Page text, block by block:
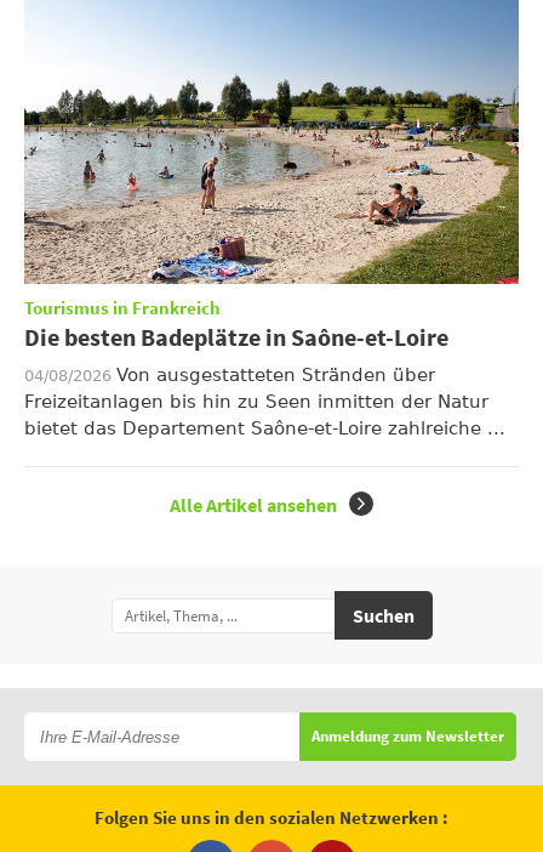
Tourismus in Frankreich
Die besten Badeplätze in Saône-et-Loire
04/08/2026 Von ausgestatteten Stränden über
Freizeitanlagen bis hin zu Seen inmitten der Natur
bietet das Departement Saône-et-Loire zahlreiche ...
Alle Artikel ansehen
Suchen
Anmeldung zum Newsletter
Folgen Sie uns in den sozialen Netzwerken :